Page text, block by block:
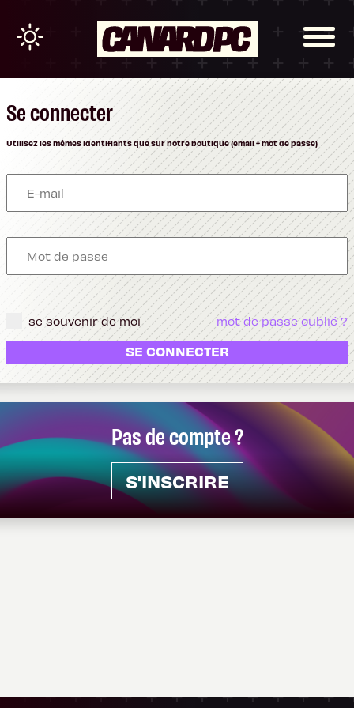
Pas de compte ?
S'INSCRIRE
Se connecter
Utilisez les mêmes identifiants que sur notre boutique (email + mot de passe)
se souvenir de moi mot de passe oublié ?
SE CONNECTER